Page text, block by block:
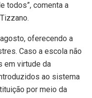
todos”, comenta a
oferecendo a
Caso a escola não
em virtude da
ao sistema
por meio da